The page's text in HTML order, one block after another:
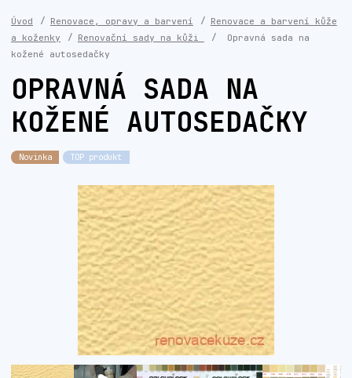
Úvod Renovace, opravy a barvení
Renovace a barvení kůže
a koženky
Renovační sady na kůži
Opravná sada na
kožené autosedačky
OPRAVNÁ SADA NA
KOŽENÉ AUTOSEDAČKY
Novinka TOP produkt